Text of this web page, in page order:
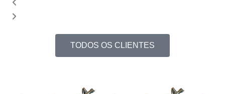
TODOS OS CLIENTES